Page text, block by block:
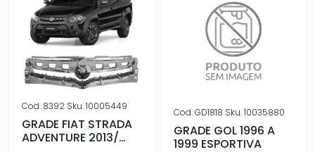
Cod. 8392 Sku.10005449
GRADE FIAT STRADA
ADVENTURE 2013/
Cod.GD1818 Sku.10035880
GRADE GOL 1996 A
1999 ESPORTIVA